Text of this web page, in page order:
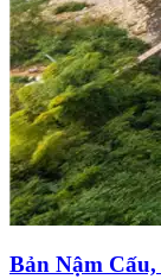
Bản Nậm